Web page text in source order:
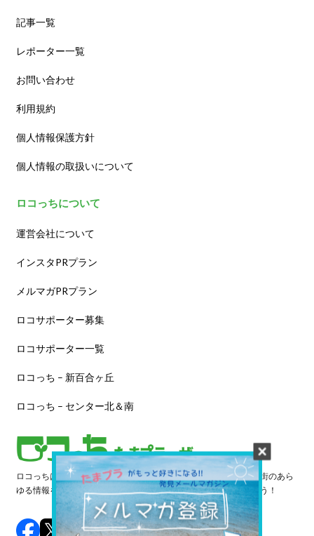
記事一覧
レポーター一覧
お問い合わせ
利用規約
個人情報保護方針
個人情報の取扱いについて
ロコっちについて
運営会社について
インスタPRプラン
メルマガPRプラン
ロコサポーター募集
ロコサポーター一覧
ロコっち – 新百合ヶ丘
ロコっち – センター北＆南
ロコっちは、あなたのジモト体験を豊かにする情報サイトです。街のあら
ゆる情報を収集し、日々更新しています。早速情報を探してみよう！